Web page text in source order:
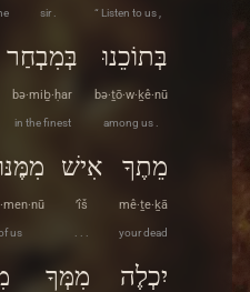
“ Listen to us ,
sir .
בְּתוֹכֵנוּ
bə·ṯō·w·ḵê·nū
among us .
בְּמִבְחַר
bə·miḇ·ḥar
in the finest
מֵתֶךָ
mê·ṯe·ḵā
your dead
אִישׁ
’îš
. . .
us
יִכְלֶה מִמְּךָ